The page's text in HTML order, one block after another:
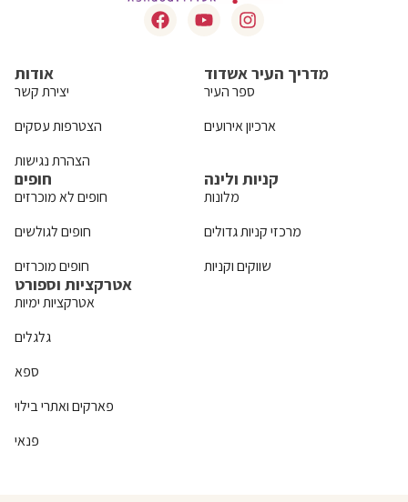
אודות
יצירת קשר
הצטרפות עסקים
הצהרת נגישות
מדריך העיר אשדוד
ספר העיר
ארכיון אירועים
חופים
חופים לא מוכרזים
חופים לגולשים
חופים מוכרזים
קניות ולינה
מלונות
מרכזי קניות גדולים
שווקים וקניות
אטרקציות וספורט
אטרקציות ימיות
גלגלים
ספא
פארקים ואתרי בילוי
פנאי